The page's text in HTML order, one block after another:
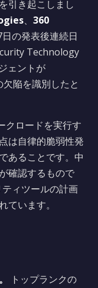
引き起こしまし
、 360
の発表後連続日
Technology
ェントが
陥を識別したと
クロードを実行す
は自律的脆弱性発
あることです。中
確認するもので
ィツールの計画
ています。
トップランクの